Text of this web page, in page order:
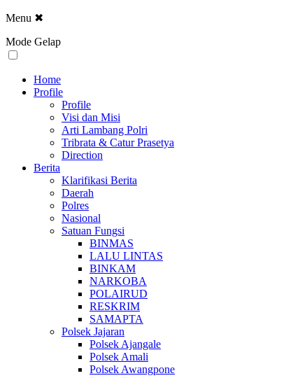
Menu ✖
Mode Gelap
Home
Profile
Profile
Visi dan Misi
Arti Lambang Polri
Tribrata & Catur Prasetya
Direction
Berita
Klarifikasi Berita
Daerah
Polres
Nasional
Satuan Fungsi
BINMAS
LALU LINTAS
BINKAM
NARKOBA
POLAIRUD
RESKRIM
SAMAPTA
Polsek Jajaran
Polsek Ajangale
Polsek Amali
Polsek Awangpone